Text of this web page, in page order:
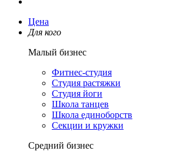
Цена
Для кого
Малый бизнес
Фитнес-студия
Студия растяжки
Студия йоги
Школа танцев
Школа единоборств
Секции и кружки
Средний бизнес